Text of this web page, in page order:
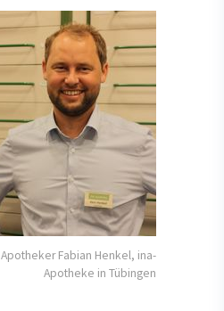
Apotheker Fabian Henkel, ina-
Apotheke in Tübingen